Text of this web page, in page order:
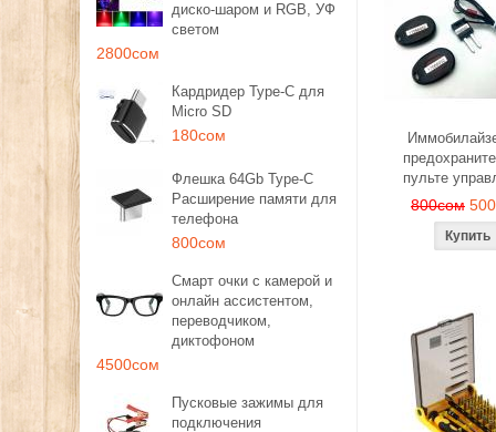
диско-шаром и RGB, УФ
светом
2800сом
Кардридер Type-C для
Micro SD
180сом
Флешка 64Gb Type-C
Расширение памяти для
телефона
800сом
Смарт очки с камерой и
онлайн ассистентом,
переводчиком,
диктофоном
4500сом
Пусковые зажимы для
подключения
пульте
800сом